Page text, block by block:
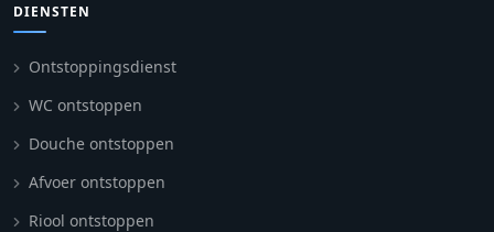
DIENSTEN
Ontstoppingsdienst
WC ontstoppen
Douche ontstoppen
Afvoer ontstoppen
Riool ontstoppen